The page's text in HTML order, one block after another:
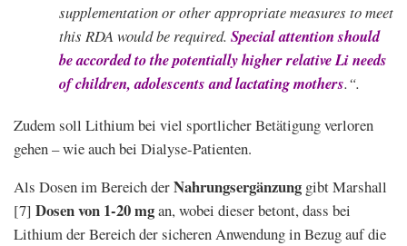
supplementation or other appropriate measures to meet
this RDA would be required. Special attention should
be accorded to the potentially higher relative Li needs
of children, adolescents and lactating mothers.“.
Zudem soll Lithium bei viel sportlicher Betätigung verloren
gehen – wie auch bei Dialyse-Patienten.
Als Dosen im Bereich derNahrungsergänzung gibt Marshall
[7] Dosen von 1-20 mgan, wobei dieser betont, dass bei
Lithium der Bereich der sicheren Anwendung in Bezug auf die